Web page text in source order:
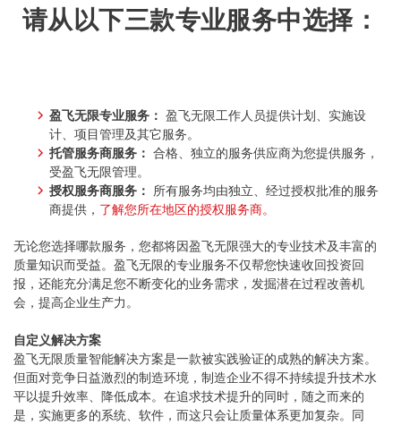
请从以下三款专业服务中选择：
盈飞无限专业服务： 盈飞无限工作人员提供计划、实施设
计、项目管理及其它服务。
托管服务商服务： 合格、独立的服务供应商为您提供服务，
受盈飞无限管理。
授权服务商服务：
所有服务均由独立、经过授权批准的服务
商提供， 了解您所在地区的授权服务商。
无论您选择哪款服务，您都将因盈飞无限强大的专业技术及丰富的
质量知识而受益。盈飞无限的专业服务不仅帮您快速收回投资回
报，还能充分满足您不断变化的业务需求，发掘潜在过程改善机
会，提高企业生产力。
自定义解决方案
盈飞无限质量智能解决方案是一款被实践验证的成熟的解决方案。
但面对竞争日益激烈的制造环境，制造企业不得不持续提升技术水
平以提升效率、降低成本。在追求技术提升的同时，随之而来的
是，实施更多的系统、软件，而这只会让质量体系更加复杂。同